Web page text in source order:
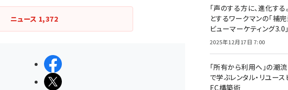
ニュース 1,372
「声のする方に、進化す
とするワークマンの「補
ビューマーケティング3.0
2025年12月17日 7:00
「所有から利用へ」の潮
で学ぶレンタル・リユー
EC構築術